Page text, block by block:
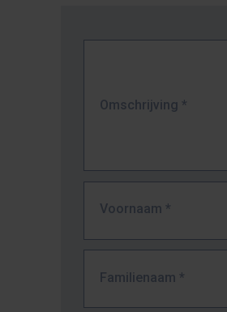
Omschrijving *
Voornaam *
Familienaam *